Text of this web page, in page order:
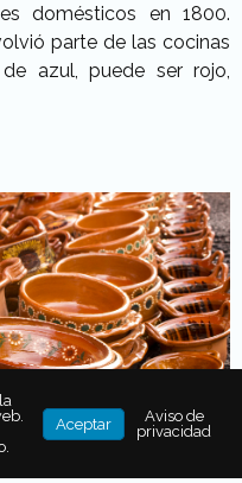
domésticos en 1800.
parte de las cocinas
azul, puede ser rojo,
Aceptar
Aviso de
privacidad